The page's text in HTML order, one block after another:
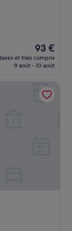
Le
nouveau
prix
de
93 €
93 €
taxes et frais compris
9 août - 10 août